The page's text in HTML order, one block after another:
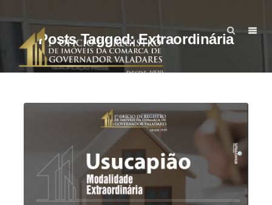
Posts Tagged: Extraordinária